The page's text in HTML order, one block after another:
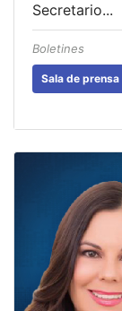
Secretario...
Boletines
Sala de prensa